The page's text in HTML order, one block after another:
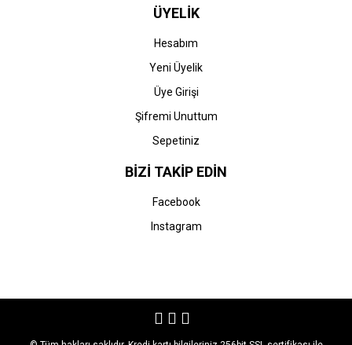
ÜYELİK
Hesabım
Yeni Üyelik
Üye Girişi
Şifremi Unuttum
Sepetiniz
BİZİ TAKİP EDİN
Facebook
Instagram